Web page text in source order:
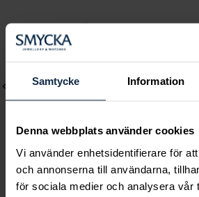
Samtycke Information
Denna webbplats använder cookies
Vi använder enhetsidentifierare för
och annonserna till användarna,
för sociala medier och analysera vår
Lily and Rose